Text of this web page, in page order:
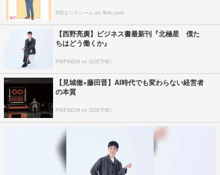
PR(エリクシール on 美的.com)
【西野亮廣】ビジネス書最新刊『北極星 僕た
ちはどう働くか』
PR(FINCHI on GOETHE)
【見城徹×藤田晋】AI時代でも変わらない経営者
の本質
PR(FINCHI on GOETHE)